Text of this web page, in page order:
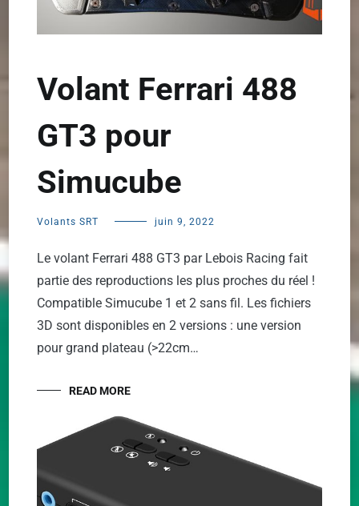
Volant Ferrari 488
GT3 pour
Simucube
Volants SRT juin 9, 2022
Le volant Ferrari 488 GT3 par Lebois Racing fait
partie des reproductions les plus proches du réel !
Compatible Simucube 1 et 2 sans fil. Les fichiers
3D sont disponibles en 2 versions : une version
pour grand plateau (>22cm…
READ MORE